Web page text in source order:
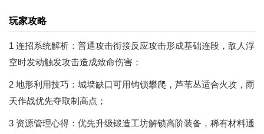
玩家攻略
1 连招系统解析：普通攻击衔接反应攻击形成基础连段，敌人浮
空时发动触发攻击造成致命伤害；
2 地形利用技巧：城墙缺口可用钩锁攀爬，芦苇丛适合火攻，雨
天作战优先夺取制高点；
3 资源管理心得：优先升级锻造工坊解锁高阶装备，稀有材料通